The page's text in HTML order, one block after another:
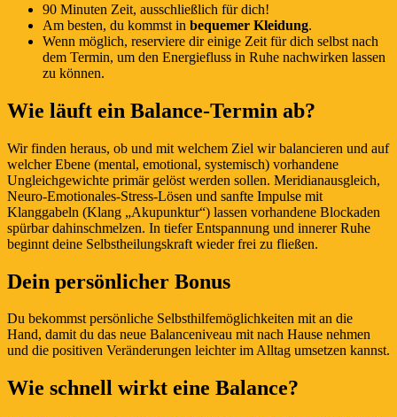
90 Minuten Zeit, ausschließlich für dich!
Am besten, du kommst in bequemer Kleidung.
Wenn möglich, reserviere dir einige Zeit für dich selbst nach
dem Termin, um den Energiefluss in Ruhe nachwirken lassen
zu können.
Wie läuft ein Balance-Termin ab?
Wir finden heraus, ob und mit welchem Ziel wir balancieren und auf
welcher Ebene (mental, emotional, systemisch) vorhandene
Ungleichgewichte primär gelöst werden sollen. Meridianausgleich,
Neuro-Emotionales-Stress-Lösen und sanfte Impulse mit
Klanggabeln (Klang „Akupunktur“) lassen vorhandene Blockaden
spürbar dahinschmelzen. In tiefer Entspannung und innerer Ruhe
beginnt deine Selbstheilungskraft wieder frei zu fließen.
Dein persönlicher Bonus
Du bekommst persönliche Selbsthilfemöglichkeiten mit an die
Hand, damit du das neue Balanceniveau mit nach Hause nehmen
und die positiven Veränderungen leichter im Alltag umsetzen kannst.
Wie schnell wirkt eine Balance?